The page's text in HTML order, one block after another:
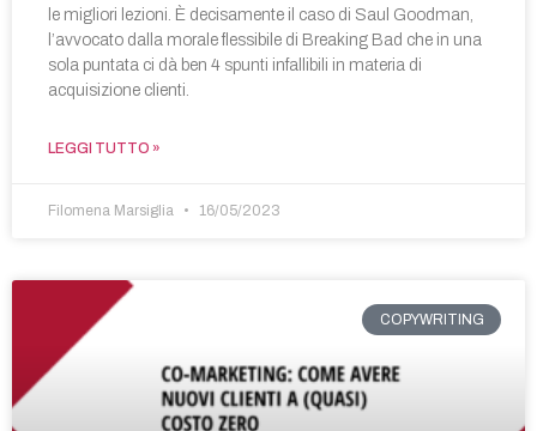
le migliori lezioni. È decisamente il caso di Saul Goodman,
l’avvocato dalla morale flessibile di Breaking Bad che in una
sola puntata ci dà ben 4 spunti infallibili in materia di
acquisizione clienti.
LEGGI TUTTO »
Filomena Marsiglia 16/05/2023
COPYWRITING